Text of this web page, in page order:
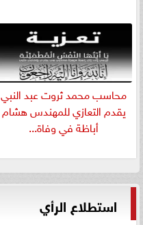
​محاسب محمد ثروت عبد النبي
يقدم التعازي للمهندس هشام
أباظة في وفاة...
استطلاع الرأي